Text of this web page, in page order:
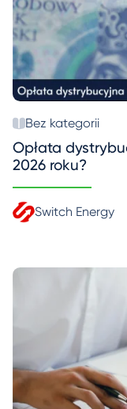
Bez kategorii
Opłata
2026 roku?
Switch Energy